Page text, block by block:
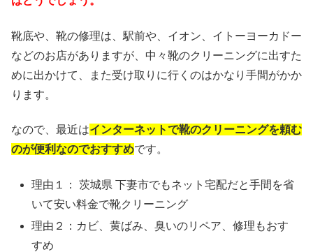
靴底や、靴の修理は、駅前や、イオン、イトーヨーカドー
などのお店がありますが、中々靴のクリーニングに出すた
めに出かけて、また受け取りに行くのはかなり手間がかか
ります。
なので、最近はインターネットで靴のクリーニングを頼む
のが便利なのでおすすめです。
理由１： 茨城県 下妻市でもネット宅配だと手間を省
いて安い料金で靴クリーニング
理由２：カビ、黄ばみ、臭いのリペア、修理もおす
すめ